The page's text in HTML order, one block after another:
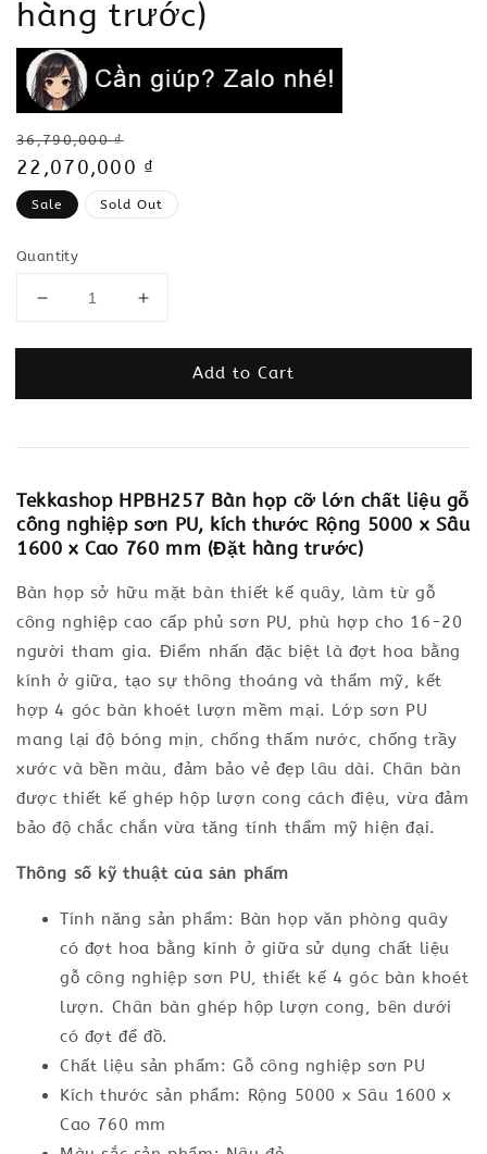
hàng trước)
Regular
price
36,790,000 ₫
Sale
price
22,070,000 ₫
Sale Sold Out
Quantity
Add to Cart
Tekkashop HPBH257 Bàn họp cỡ lớn chất liệu gỗ
công nghiệp sơn PU, kích thước Rộng 5000 x Sâu
1600 x Cao 760 mm (Đặt hàng trước)
Bàn họp sở hữu mặt bàn thiết kế quây, làm từ gỗ
công nghiệp cao cấp phủ sơn PU, phù hợp cho 16-20
người tham gia. Điểm nhấn đặc biệt là đợt hoa bằng
kính ở giữa, tạo sự thông thoáng và thẩm mỹ, kết
hợp 4 góc bàn khoét lượn mềm mại. Lớp sơn PU
mang lại độ bóng mịn, chống thấm nước, chống trầy
xước và bền màu, đảm bảo vẻ đẹp lâu dài. Chân bàn
được thiết kế ghép hộp lượn cong cách điệu, vừa đảm
bảo độ chắc chắn vừa tăng tính thẩm mỹ hiện đại.
Thông số kỹ thuật của sản phẩm
Tính năng sản phẩm: Bàn họp văn phòng quây
có đợt hoa bằng kính ở giữa sử dụng chất liệu
gỗ công nghiệp sơn PU, thiết kế 4 góc bàn khoét
lượn. Chân bàn ghép hộp lượn cong, bên dưới
có đợt để đồ.
Chất liệu sản phẩm: Gỗ công nghiệp sơn PU
Kích thước sản phẩm: Rộng 5000 x Sâu 1600 x
Cao 760 mm